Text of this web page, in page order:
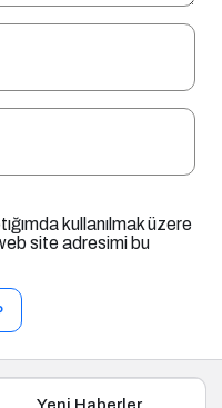
kullanılmak üzere
site adresimi bu
Yeni Haberler